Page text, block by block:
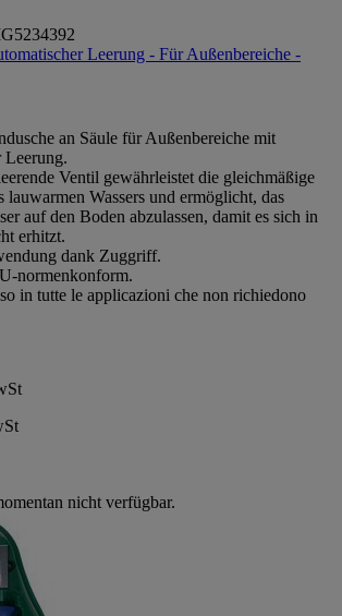
Leerung - Für Außenbereiche -
an Säule für Außenbereiche mit
Leerung.
Ventil gewährleistet die gleichmäßige
lauwarmen Wassers und ermöglicht, das
auf den Boden abzulassen, damit es sich in
erhitzt.
dank Zuggriff.
normenkonform.
in tutte le applicazioni che non richiedono
nicht verfügbar.